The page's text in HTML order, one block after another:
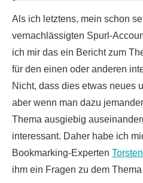
Als ich letztens, mein schon
vernachlässigten Spurl-
ich mir das ein Bericht zum
für den einen oder anderen
Nicht, dass dies etwas neues
aber wenn man dazu
Thema ausgiebig
interessant. Daher habe ich
Bookmarking-Experten
ihm ein Fragen zu dem